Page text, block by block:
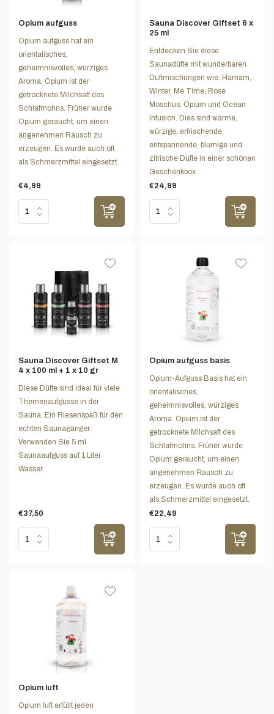
Opium aufguss
Opium aufguss hat ein
orientalisches,
geheimnisvolles, würziges
Aroma. Opium ist der
getrocknete Milchsaft des
Schlafmohns. Früher wurde
Opium geraucht, um einen
angenehmen Rausch zu
erzeugen. Es wurde auch oft
als Schmerzmittel eingesetzt.
€4,99
Sauna Discover Giftset 6 x
25 ml
Entdecken Sie diese
Saunadüfte mit wunderbaren
Duftmischungen wie: Hamam,
Winter, Me Time, Rose
Moschus, Opium und Ocean
Infusion. Dies sind warme,
würzige, erfrischende,
entspannende, blumige und
zitrische Düfte in einer schönen
Geschenkbox.
€24,99
Sauna Discover Giftset M
4 x 100 ml + 1 x 10 gr
Diese Düfte sind ideal für viele
Themenaufgüsse in der
Sauna. Ein Riesenspaß für den
echten Saunagänger.
Verwenden Sie 5 ml
Saunaaufguss auf 1 Liter
Wasser.
€37,50
Opium aufguss basis
Opium-Aufguss Basis hat ein
orientalisches,
geheimnisvolles, würziges
Aroma. Opium ist der
getrocknete Milchsaft des
Schlafmohns. Früher wurde
Opium geraucht, um einen
angenehmen Rausch zu
erzeugen. Es wurde auch oft
als Schmerzmittel eingesetzt.
€22,49
Opium luft
Opium luft erfüllt jeden